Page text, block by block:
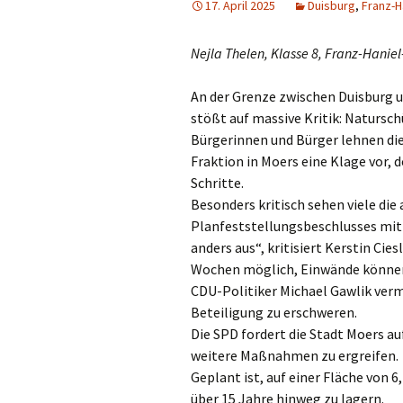
Goch
17. April 2025 Duisburg, Franz-
Nejla Thelen, Klasse 8, Franz-
An der Grenze zwischen Duisburg
stößt auf massive Kritik:
Bürgerinnen und Bürger lehnen
Fraktion in Moers eine Klage vor,
Schritte.
Besonders kritisch sehen viele
Planfeststellungsbeschlusses
anders aus“, kritisiert Kerstin
Wochen möglich, Einwände
CDU-Politiker Michael Gawlik
Beteiligung zu erschweren.
Die SPD fordert die Stadt Moers
weitere Maßnahmen zu ergreifen.
Geplant ist, auf einer Fläche von
über 15 Jahre hinweg zu lagern.